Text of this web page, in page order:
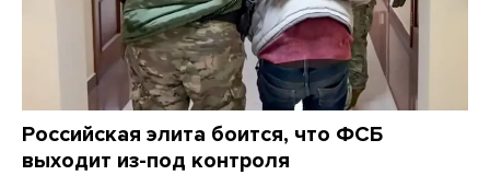
Российская элита боится, что ФСБ
выходит из-под контроля